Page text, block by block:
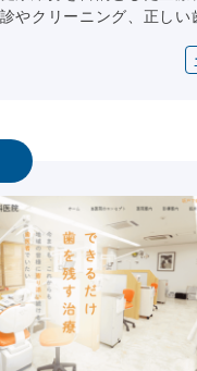
やクリーニング、正しい
か、咬み合わせの改善にも